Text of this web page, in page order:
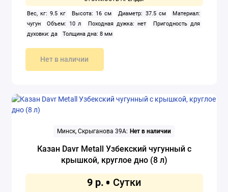
Вес, кг: 9.5 кг Высота: 16 см Диаметр: 37.5 см
Материал:
чугун
Объем: 10 л Походная дужка: нет
Пригодность для
духовки: да
Толщина дна: 8 мм
Нет в наличии
Минск, Скрыганова 39А: Нет в наличии
Казан Davr Metall Узбекский чугунный с
крышкой, круглое дно (8 л)
9 р.